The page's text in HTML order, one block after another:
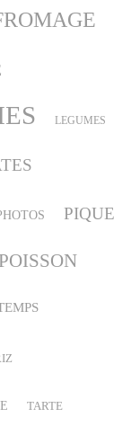
LEGUMES
PIQUE
POISSON
TARTE